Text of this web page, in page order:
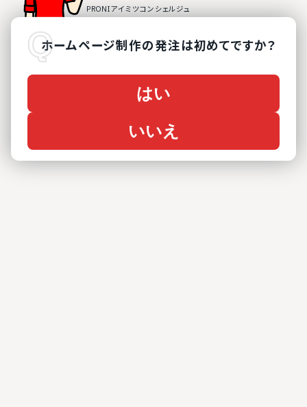
ホームページ制作の発注は初めてですか？
はい
いいえ